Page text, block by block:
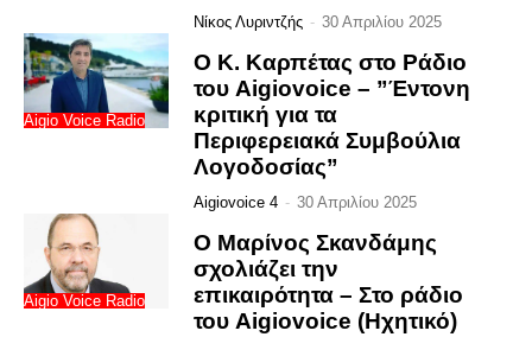
Νίκος Λυριντζής - 30 Απριλίου 2025
Aigio Voice Radio
Ο Κ. Καρπέτας στο Ράδιο
του Aigiovoice – ”Έντονη
κριτική για τα
Περιφερειακά Συμβούλια
Λογοδοσίας”
Aigiovoice 4 - 30 Απριλίου 2025
Aigio Voice Radio
Ο Μαρίνος Σκανδάμης
σχολιάζει την
επικαιρότητα – Στο ράδιο
του Aigiovoice (Hχητικό)